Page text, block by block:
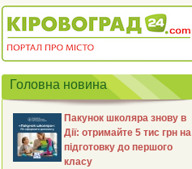
Головна новина
Пакунок школяра знову в
Дії: отримайте 5 тис грн на
підготовку до першого
класу